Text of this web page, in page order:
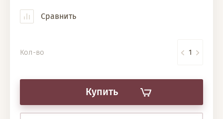
Сравнить
Кол-во
Купить